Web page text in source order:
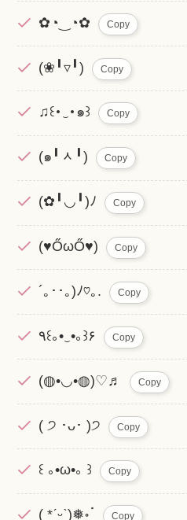
✿◔‿◔✿ Copy
(❀╹▿╹) Copy
♫꒰･‿･๑꒱ Copy
(๑╹ᆺ╹) Copy
(✿╹◡╹)ﾉ Copy
(♥ŐωŐ♥) Copy
´｡･･｡)ﾉ♡｡. Copy
٩꒰｡•‿•｡꒱۶ Copy
(◍•◡•◍)♡♬ Copy
( ੭ ･ᴗ･ )੭ Copy
꒰ ｡•ω•｡ ꒱ Copy
( *ˊᵕˋ)❅॰ॱ Copy